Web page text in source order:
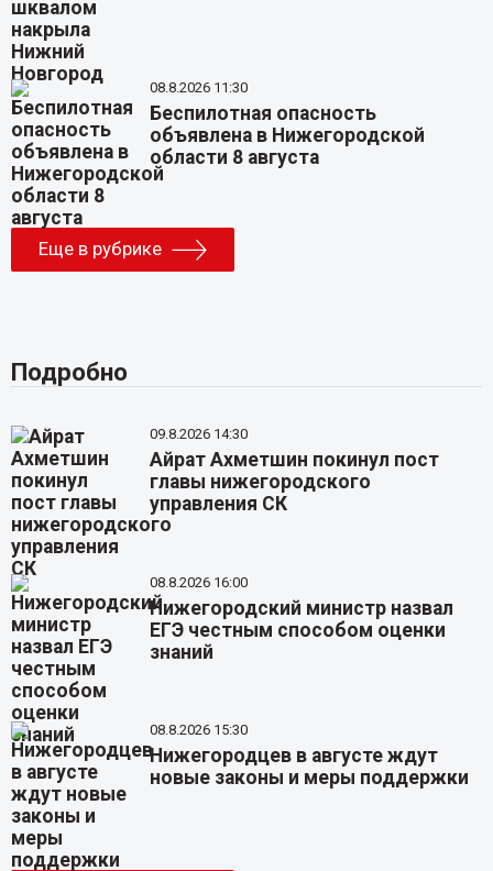
08.8.2026 11:30
Беспилотная опасность
объявлена в Нижегородской
области 8 августа
Еще в рубрике
Подробно
09.8.2026 14:30
Айрат Ахметшин покинул пост
главы нижегородского
управления СК
08.8.2026 16:00
Нижегородский министр назвал
ЕГЭ честным способом оценки
знаний
08.8.2026 15:30
Нижегородцев в августе ждут
новые законы и меры поддержки